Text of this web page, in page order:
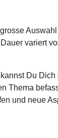
Auswahl
variert
Du Dich
Thema
und neue